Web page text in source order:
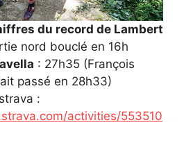
du record de Lambert
nord bouclé en 16h
: 27h35 (François
passé en 28h33)
:
activities/553510